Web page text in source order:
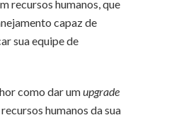
recursos humanos, que
capaz de
sua equipe de
como dar umupgrade
humanos da sua